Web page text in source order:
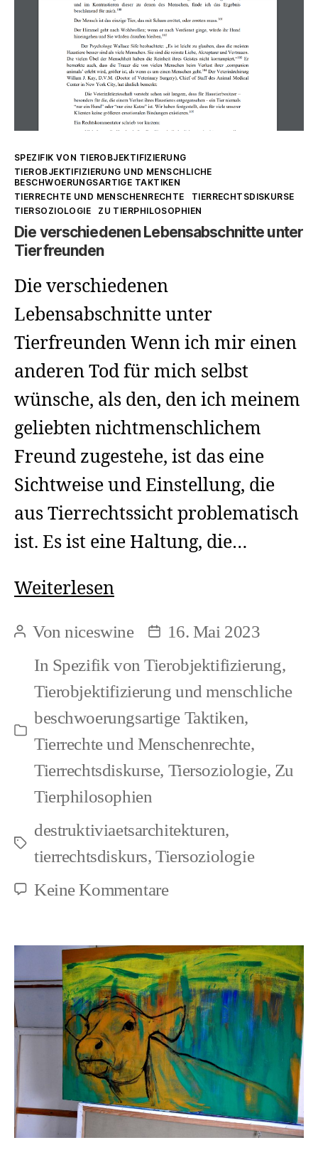
fair
way
at
the
level
of
experience
Kategorien
SPEZIFIK VON TIEROBJEKTIFIZIERUNG
TIEROBJEKTIFIZIERUNG UND MENSCHLICHE
BESCHWOERUNGSARTIGE TAKTIKEN
TIERRECHTE UND MENSCHENRECHTE
TIERRECHTSDISKURSE
TIERSOZIOLOGIE
ZU TIERPHILOSOPHIEN
Die verschiedenen Lebensabschnitte unter
Tierfreunden
Die verschiedenen
Lebensabschnitte unter
Tierfreunden Wenn ich mir einen
anderen Tod für mich selbst
wünsche, als den, den ich meinem
geliebten nichtmenschlichem
Freund zugestehe, ist das eine
Sichtweise und Einstellung, die
aus Tierrechtssicht problematisch
ist. Es ist eine Haltung, die…
WeiterlesenDie
Lebensabschnitte
unter
Tierfreunden
Beitragsautor
Vonniceswine Beitragsdatum
16. Mai 2023
Kategorien
In Spezifik von Tierobjektifizierung,
Tierobjektifizierung und menschliche
beschwoerungsartige Taktiken,
Tierrechte und Menschenrechte,
Tierrechtsdiskurse, Tiersoziologie, Zu
Tierphilosophien
Schlagwörter
destruktiviaetsarchitekturen,
tierrechtsdiskurs, Tiersoziologie
Keine Kommentarezu
verschiedenen
Lebensabschnitte
unter
Tierfreunden